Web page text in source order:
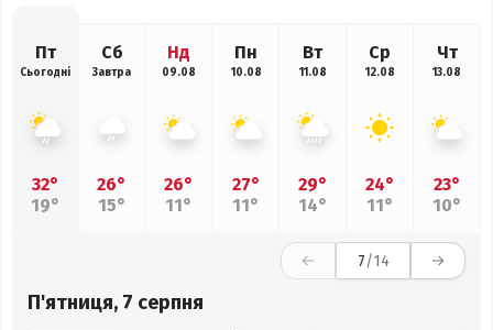
Пт
Сьогодні
32°
19°
Сб
Завтра
26°
15°
Нд
09.08
26°
11°
Пн
10.08
27°
11°
Вт
11.08
29°
14°
Ср
12.08
24°
11°
Чт
13.08
23°
10°
7/14
П'ятниця, 7 серпня